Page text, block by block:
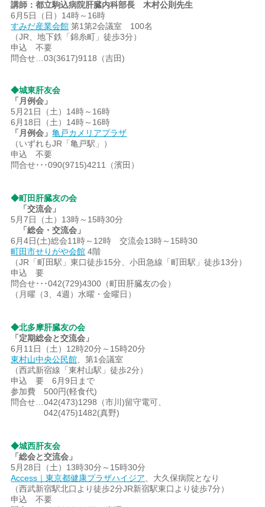
講師：都立駒込病院肝臓内科部長 木村公則先生
6月5日（日）14時～16時
すみだ産業会館 第1第2会議室 100名
（JR、地下鉄「錦糸町」徒歩3分）
申込 不要
問合せ…03(3617)9118（吉田)
◆城東肝友会
「月例会」
5月21日（土）14時～16時
6月18日（土）14時～16時
「月例会」亀戸カメリアプラザ
（いずれもJR「亀戸駅」）
申込 不要
問合せ･･･090(9715)4211（濱田）
◆町田肝臓友の会
「交流会」
5月7日（土）13時～15時30分
「総会・交流会」
6月4日(土)総会11時～12時 交流会13時～15時30
町田市せりがや会館 4階
（JR「町田駅」東口徒歩15分、小田急線「町田駅」徒歩13分）
申込 要
問合せ･･･042(729)4300（町田肝臓友の会）
（月曜（3、4週）水曜・金曜日）
◆北多摩肝臓友の会
「定期総会と交流会」
6月11日（土）12時20分～15時20分
東村山中央公民館 、第1会議室
（西武新宿線「東村山駅」徒歩2分）
申込 要 6月9日まで
参加費 500円(軽食代)
問合せ…042(473)1298（市川)留守電可、
042(475)1482(真野)
◆城西肝友会
「総会と交流会」
5月28日（土）13時30分～15時30分
Access｜東京都健康プラザハイジア 、大久保病院となり
（西武新宿駅北口より徒歩2分JR新宿駅東口より徒歩7分）
申込 不要